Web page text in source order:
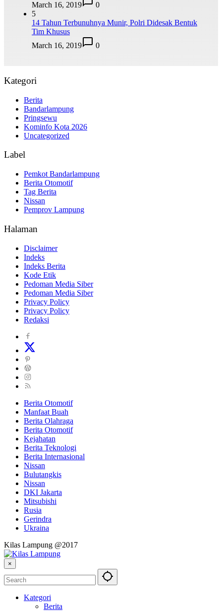
March 16, 2019
0
5
14 Tahun Terbunuhnya Munir, Polri Didesak Bentuk
Tim Khusus
March 16, 2019
0
Kategori
Berita
Bandarlampung
Pringsewu
Kominfo Kota 2026
Uncategorized
Label
Pemkot Bandarlampung
Berita Otomotif
Tag Berita
Nissan
Pemprov Lampung
Halaman
Disclaimer
Indeks
Indeks Berita
Kode Etik
Pedoman Media Siber
Pedoman Media Siber
Privacy Policy
Privacy Policy
Redaksi
Berita Otomotif
Manfaat Buah
Berita Olahraga
Berita Otomotif
Kejahatan
Berita Teknologi
Berita Internasional
Nissan
Bulutangkis
Nissan
DKI Jakarta
Mitsubishi
Rusia
Gerindra
Ukraina
Kilas Lampung @2017
×
Kategori
Berita